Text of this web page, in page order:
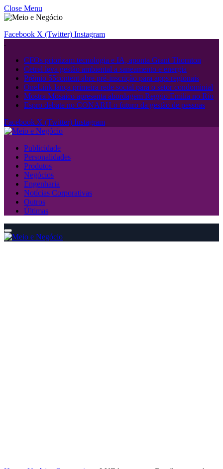
Close Menu
Facebook X (Twitter) Instagram
.
CFOs priorizam tecnologia e IA, aponta Grant Thornton
Cetrel leva gestão ambiental a saneamento e energia
Prêmio 55content abre pré-inscrição para apps regionais
OneLink lança primeira rede social para o setor condominial
Mostra Mosaico apresenta abordagem Reggio Emilia no Rio
Espro debate no CONARH o futuro da gestão de pessoas
Facebook X (Twitter) Instagram
Publicidade
Personalidades
Produtos
Negócios
Engenharia
Notícias Corporativas
Outros
Últimas